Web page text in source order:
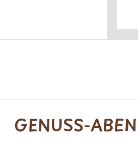
GENUSS-